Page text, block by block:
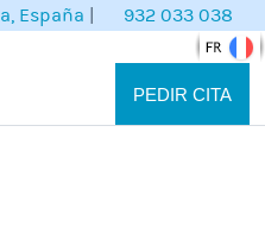
España 932 033 038
PEDIR CITA